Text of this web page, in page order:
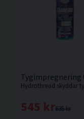
Tygimpregnering
635 kr
545 kr